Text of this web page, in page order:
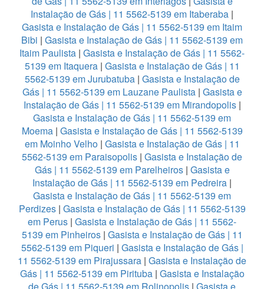
Instalação de Gás | 11 5562-5139 em Itaberaba |
Gasista e Instalação de Gás | 11 5562-5139 em Itaim
Bibi | Gasista e Instalação de Gás | 11 5562-5139 em
Itaim Paulista | Gasista e Instalação de Gás | 11 5562-
5139 em Itaquera| Gasista e Instalação de Gás | 11
5562-5139 em Jurubatuba| Gasista e Instalação de
Gás | 11 5562-5139 em Lauzane Paulista | Gasista e
Instalação de Gás | 11 5562-5139 em Mirandopolis|
Gasista e Instalação de Gás | 11 5562-5139 em
Moema| Gasista e Instalação de Gás | 11 5562-5139
em Moinho Velho | Gasista e Instalação de Gás | 11
5562-5139 em Paraisopolis | Gasista e Instalação de
Gás | 11 5562-5139 em Parelheiros| Gasista e
Instalação de Gás | 11 5562-5139 em Pedreira |
Gasista e Instalação de Gás | 11 5562-5139 em
Perdizes| Gasista e Instalação de Gás | 11 5562-5139
em Perus | Gasista e Instalação de Gás | 11 5562-
5139 em Pinheiros| Gasista e Instalação de Gás | 11
5562-5139 em Piqueri | Gasista e Instalação de Gás |
11 5562-5139 em Pirajussara | Gasista e Instalação de
Gás | 11 5562-5139 em Pirituba| Gasista e Instalação